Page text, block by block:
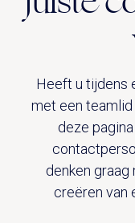
Heeft u tijdens
met een teamlid
deze
denken graag
creëren van